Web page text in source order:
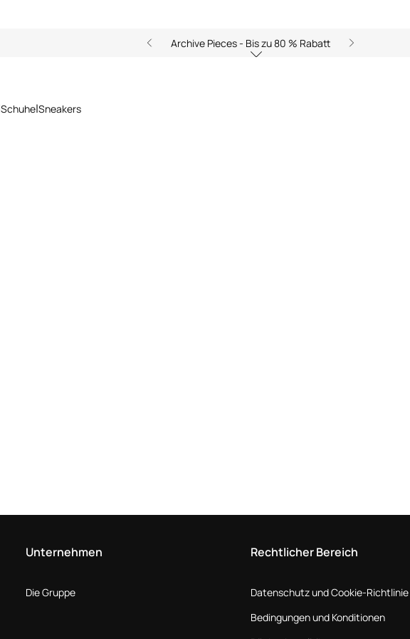
Archive Pieces - Bis zu 80 % Rabatt
Schuhe Sneakers
Unternehmen
Die Gruppe
Rechtlicher Bereich
Datenschutz und Cookie-Richtlinie
Bedingungen und Konditionen